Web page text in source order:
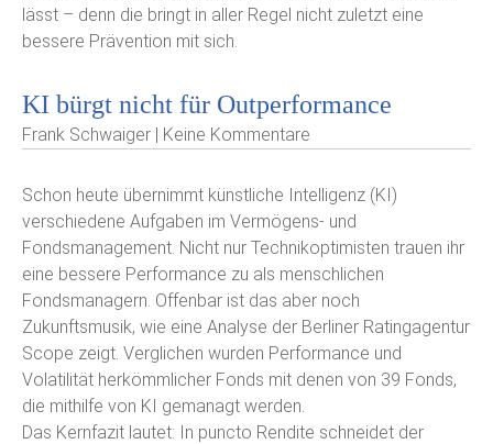
lässt – denn die bringt in aller Regel nicht zuletzt eine
bessere Prävention mit sich.
KI bürgt nicht für Outperformance
Frank Schwaiger | Keine Kommentare
Schon heute übernimmt künstliche Intelligenz (KI)
verschiedene Aufgaben im Vermögens- und
Fondsmanagement. Nicht nur Technikoptimisten trauen ihr
eine bessere Performance zu als menschlichen
Fondsmanagern. Offenbar ist das aber noch
Zukunftsmusik, wie eine Analyse der Berliner Ratingagentur
Scope zeigt. Verglichen wurden Performance und
Volatilität herkömmlicher Fonds mit denen von 39 Fonds,
die mithilfe von KI gemanagt werden.
Das Kernfazit lautet: In puncto Rendite schneidet der